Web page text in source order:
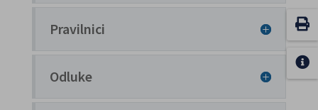
Pravilnici
Odluke